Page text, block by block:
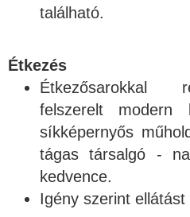
található.
Étkezés
Étkezősarokkal
felszerelt modern
síkképernyős
tágas társalgó -
kedvence.
Igény szerint ellátást